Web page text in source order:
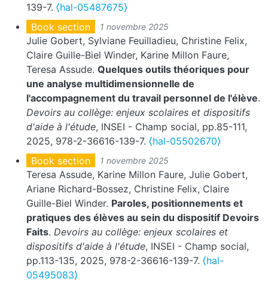
139-7. ⟨hal-05487675⟩
Book section
1 novembre 2025
Julie Gobert, Sylviane Feuilladieu, Christine Felix,
Claire Guille-Biel Winder, Karine Millon Faure,
Teresa Assude. Quelques outils théoriques pour
une analyse multidimensionnelle de
l'accompagnement du travail personnel de l'élève.
Devoirs au collège: enjeux scolaires et dispositifs
d'aide à l'étude, INSEI - Champ social, pp.85-111,
2025, 978-2-36616-139-7. ⟨hal-05502670⟩
Book section
1 novembre 2025
Teresa Assude, Karine Millon Faure, Julie Gobert,
Ariane Richard-Bossez, Christine Felix, Claire
Guille-Biel Winder. Paroles, positionnements et
pratiques des élèves au sein du dispositif Devoirs
Faits. Devoirs au collège: enjeux scolaires et
dispositifs d'aide à l'étude, INSEI - Champ social,
pp.113-135, 2025, 978-2-36616-139-7. ⟨hal-
05495083⟩